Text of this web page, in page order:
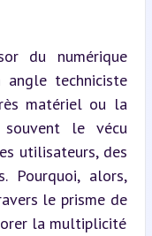
du numérique
techniciste
matériel ou la
souvent le vécu
utilisateurs, des
Pourquoi, alors,
le prisme de
la multiplicité